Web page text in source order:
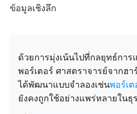
ข้อมูลเชิงลึก
ด้วยการมุ่งเน้นไปที่กลยุทธ์การ
พอร์เตอร์ ศาสตราจารย์จากฮา
ได้พัฒนาแบบจำลองเช่นพอร์เ
ยังคงถูกใช้อย่างแพร่หลายในธุ